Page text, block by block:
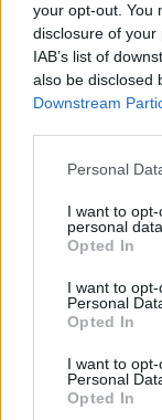
your opt-out. You
disclosure of
IAB’s list of
also be disclosed
Downstream
Personal
I want to
personal data.
Opted In
I want to
Personal
Opted In
I want to
Personal
Opted In
07.08.2026 / 15:30